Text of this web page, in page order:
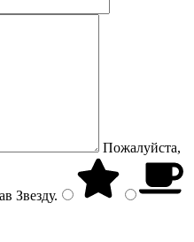
Пожалуйста,
Звезду.